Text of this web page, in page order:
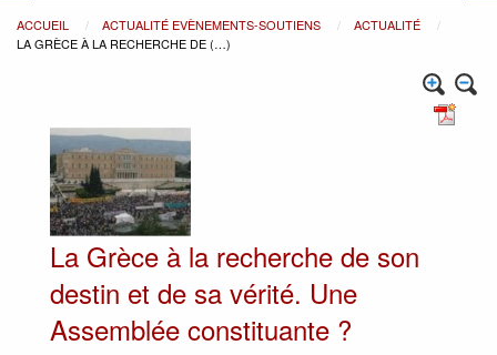
ACCUEIL ACTUALITÉ EVÈNEMENTS-SOUTIENS
ACTUALITÉ
LA GRÈCE À LA RECHERCHE DE (…)
La Grèce à la recherche de son
destin et de sa vérité. Une
Assemblée constituante ?